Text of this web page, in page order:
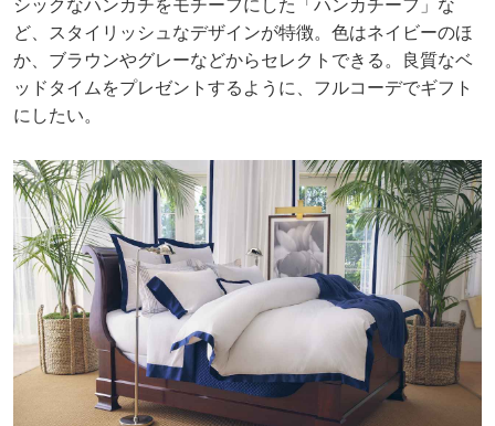
シックなハンカチをモチーフにした「ハンカチーフ」な
ど、スタイリッシュなデザインが特徴。色はネイビーのほ
か、ブラウンやグレーなどからセレクトできる。良質なベ
ッドタイムをプレゼントするように、フルコーデでギフト
にしたい。